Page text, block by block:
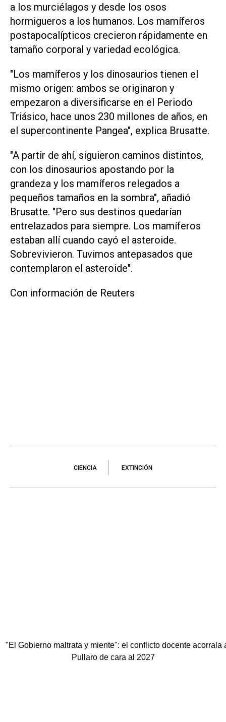
a los murciélagos y desde los osos
hormigueros a los humanos. Los mamíferos
postapocalípticos crecieron rápidamente en
tamaño corporal y variedad ecológica.
"Los mamíferos y los dinosaurios tienen el
mismo origen: ambos se originaron y
empezaron a diversificarse en el Periodo
Triásico, hace unos 230 millones de años, en
el supercontinente Pangea", explica Brusatte.
"A partir de ahí, siguieron caminos distintos,
con los dinosaurios apostando por la
grandeza y los mamíferos relegados a
pequeños tamaños en la sombra", añadió
Brusatte. "Pero sus destinos quedarían
entrelazados para siempre. Los mamíferos
estaban allí cuando cayó el asteroide.
Sobrevivieron. Tuvimos antepasados que
contemplaron el asteroide".
Con información de Reuters
CIENCIA EXTINCIÓN